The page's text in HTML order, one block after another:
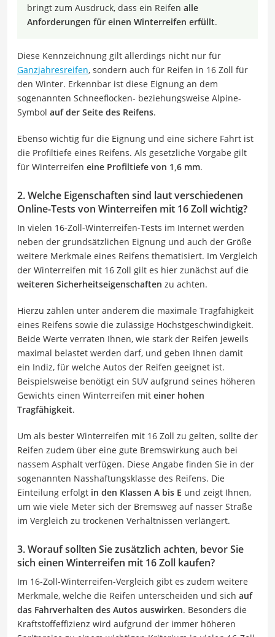
bringt zum Ausdruck, dass ein Reifen alle
Anforderungen für einen Winterreifen erfüllt.
Diese Kennzeichnung gilt allerdings nicht nur für
Ganzjahresreifen, sondern auch für Reifen in 16 Zoll für
den Winter. Erkennbar ist diese Eignung an dem
sogenannten Schneeflocken- beziehungsweise Alpine-
Symbol auf der Seite des Reifens.
Ebenso wichtig für die Eignung und eine sichere Fahrt ist
die Profiltiefe eines Reifens. Als gesetzliche Vorgabe gilt
für Winterreifen eine Profiltiefe von 1,6 mm.
2. Welche Eigenschaften sind laut verschiedenen
Online-Tests von Winterreifen mit 16 Zoll wichtig?
In vielen 16-Zoll-Winterreifen-Tests im Internet werden
neben der grundsätzlichen Eignung und auch der Größe
weitere Merkmale eines Reifens thematisiert. Im Vergleich
der Winterreifen mit 16 Zoll gilt es hier zunächst auf die
weiteren Sicherheitseigenschaften zu achten.
Hierzu zählen unter anderem die maximale Tragfähigkeit
eines Reifens sowie die zulässige Höchstgeschwindigkeit.
Beide Werte verraten Ihnen, wie stark der Reifen jeweils
maximal belastet werden darf, und geben Ihnen damit
ein Indiz, für welche Autos der Reifen geeignet ist.
Beispielsweise benötigt ein SUV aufgrund seines höheren
Gewichts einen Winterreifen mit einer hohen
Tragfähigkeit.
Um als bester Winterreifen mit 16 Zoll zu gelten, sollte der
Reifen zudem über eine gute Bremswirkung auch bei
nassem Asphalt verfügen. Diese Angabe finden Sie in der
sogenannten Nasshaftungsklasse des Reifens. Die
Einteilung erfolgt in den Klassen A bis E und zeigt Ihnen,
um wie viele Meter sich der Bremsweg auf nasser Straße
im Vergleich zu trockenen Verhältnissen verlängert.
3. Worauf sollten Sie zusätzlich achten, bevor Sie
sich einen Winterreifen mit 16 Zoll kaufen?
Im 16-Zoll-Winterreifen-Vergleich gibt es zudem weitere
Merkmale, welche die Reifen unterscheiden und sich auf
das Fahrverhalten des Autos auswirken. Besonders die
Kraftstoffeffizienz wird aufgrund der immer höheren